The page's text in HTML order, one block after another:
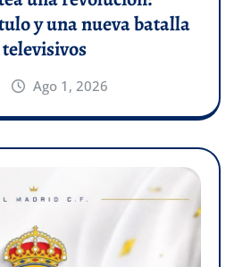
y una nueva batalla
Ago 1, 2026